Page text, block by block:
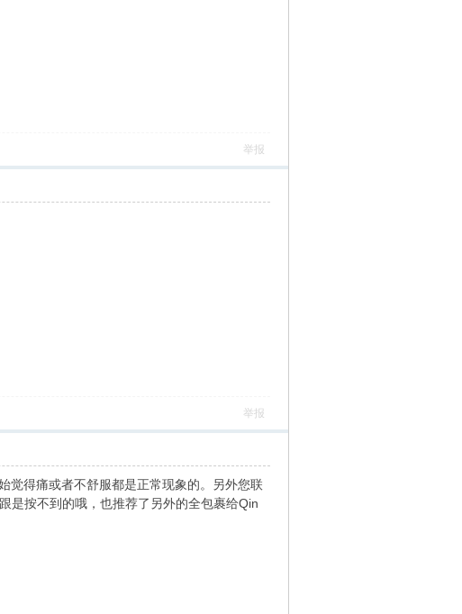
举报
举报
觉得痛或者不舒服都是正常现象的。另外您联
是按不到的哦，也推荐了另外的全包裹给Qin